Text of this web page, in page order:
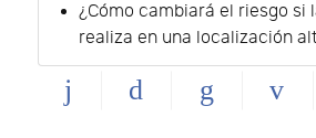
¿Cómo cambiará el riesgo si
realiza en una localización